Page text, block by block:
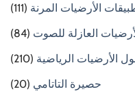
الأرضيات المرنة (111)
العازلة للصوت (84)
الأرضيات الرياضية (210)
حصيرة التاتامي (20)